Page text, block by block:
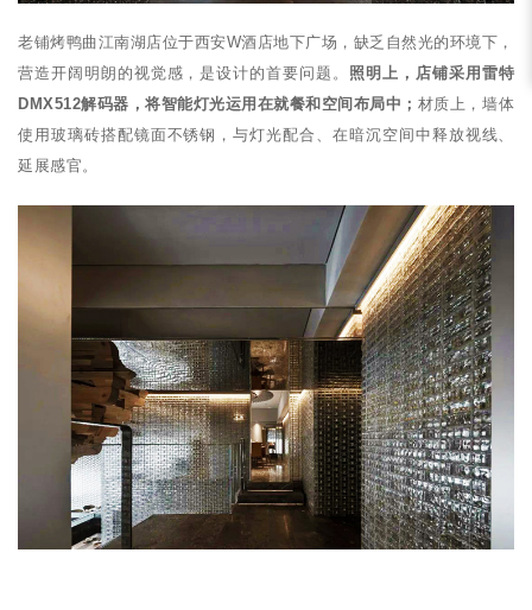
老铺烤鸭曲江南湖店位于西安W酒店地下广场，缺乏自然光的环境下，
营造开阔明朗的视觉感，是设计的首要问题。 照明上，店铺采用雷特
DMX512解码器，将智能灯光运用在就餐和空间布局中； 材质上，墙体
使用玻璃砖搭配镜面不锈钢，与灯光配合、在暗沉空间中释放视线、
延展感官。